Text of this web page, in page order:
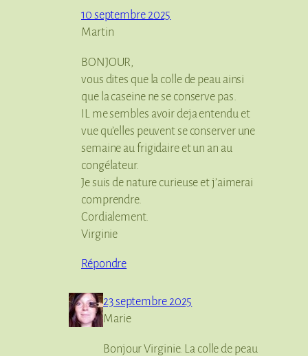
10 septembre 2025
Martin
BONJOUR,
vous dites que la colle de peau ainsi
que la caseine ne se conserve pas.
IL me sembles avoir deja entendu et
vue qu’elles peuvent se conserver une
semaine au frigidaire et un an au
congélateur.
Je suis de nature curieuse et j’aimerai
comprendre.
Cordialement.
Virginie
Répondre
23 septembre 2025
Marie
Bonjour Virginie. La colle de peau